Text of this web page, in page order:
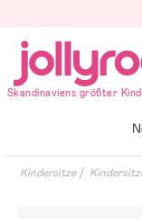
innehållet
Skandinaviens größter
Kindersitze